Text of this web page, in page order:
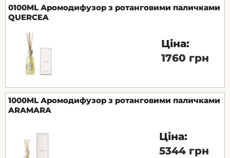
0100ML Аромодифузор з ротанговими паличками
QUERCEA
Ціна:
1760 грн
1000ML Аромодифузор з ротанговими паличками
ARAMARA
Ціна:
5344 грн